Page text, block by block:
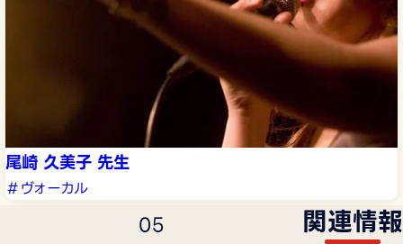
尾崎 久美子 先生
＃ヴォーカル
05 関連情報